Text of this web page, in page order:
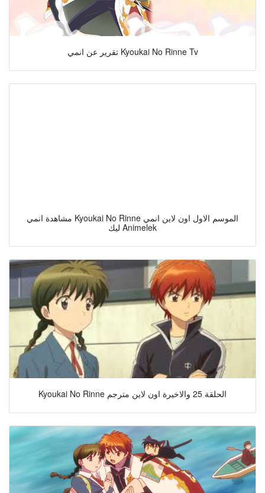
تقرير عن انمي Kyoukai No Rinne Tv
مشاهدة انمي Kyoukai No Rinne الموسم الاول اون لاين انمي
ليك Animelek
Kyoukai No Rinne الحلقة 25 والاخيرة اون لاين مترجم